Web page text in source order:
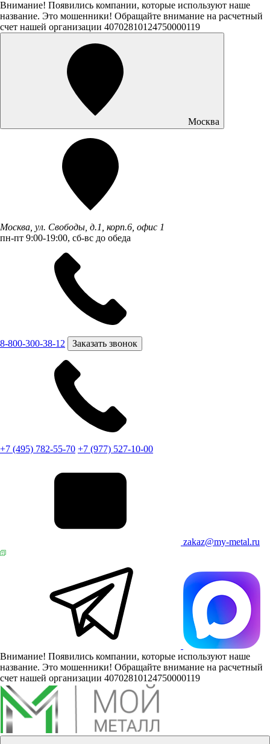
Внимание! Появились компании, которые используют наше
название. Это мошенники! Обращайте внимание на расчетный
счет нашей организации 40702810124750000119
Москва
Москва, ул. Свободы, д.1, корп.6, офис 1
пн-пт 9:00-19:00, сб-вс до обеда
8-800-300-38-12 Заказать звонок
+7 (495) 782-55-70 +7 (977) 527-10-00
zakaz@my-metal.ru
Внимание! Появились компании, которые используют наше
название. Это мошенники! Обращайте внимание на расчетный
счет нашей организации 40702810124750000119